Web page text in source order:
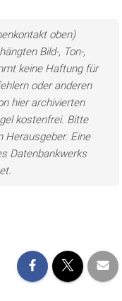
oben)
Bild-, Ton-,
keine Haftung für
oder anderen
hier archivierten
kostenfrei. Bitte
Herausgeber. Eine
Datenbankwerks